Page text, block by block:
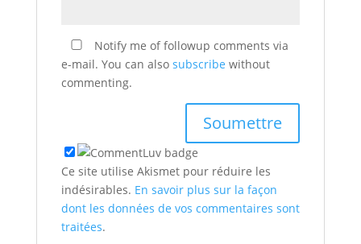
Notify me of followup comments via
e-mail. You can also subscribe without
commenting.
Ce site utilise Akismet pour réduire les
indésirables. En savoir plus sur la façon
dont les données de vos commentaires sont
traitées.